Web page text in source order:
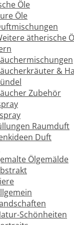
Öle
Öle
ätherische
&
Zubehör
Raumduft
Duft
Ölgemälde
Schönheiten